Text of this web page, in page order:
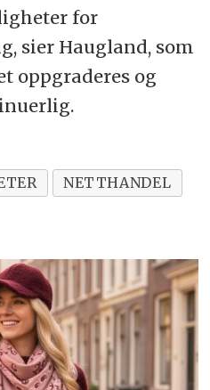
for
sier Haugland, som
oppgraderes og
NETTHANDEL